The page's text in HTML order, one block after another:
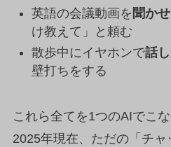
英語の会議動画を 聞か
け教えて」と頼む
散歩中にイヤホンで話
壁打ちをする
これら全てを1つのAIでこ
2025年現在、ただの「チ